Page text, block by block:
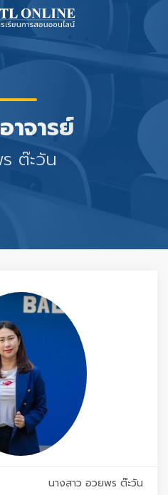
าจารย์
ต๊ะวัน
นางสาว อวยพร ต๊ะวัน